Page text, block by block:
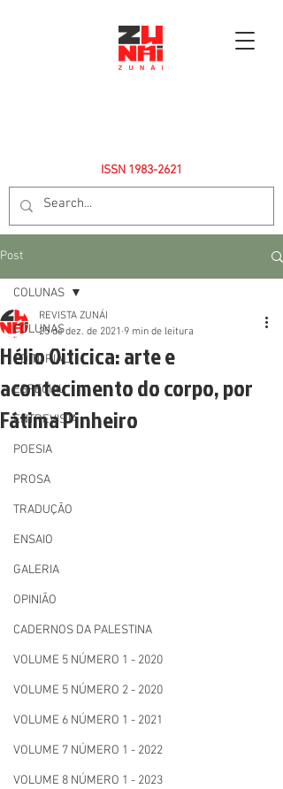
ISSN 1983-2621
Post
COLUNAS
EDITORIAL
ESPECIAL
ENTREVISTA
POESIA
PROSA
TRADUÇÃO
ENSAIO
GALERIA
OPINIÃO
CADERNOS DA PALESTINA
VOLUME 5 NÚMERO 1 - 2020
VOLUME 5 NÚMERO 2 - 2020
VOLUME 6 NÚMERO 1 - 2021
VOLUME 7 NÚMERO 1 - 2022
VOLUME 8 NÚMERO 1 - 2023
COLUNAS
Hélio Oiticica: arte e
acontecimento do corpo, por
Fátima Pinheiro
REVISTA ZUNÁI
25 de dez. de 2021 9 min de leitura